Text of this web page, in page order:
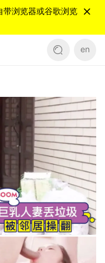
带浏览器或谷歌浏览
en